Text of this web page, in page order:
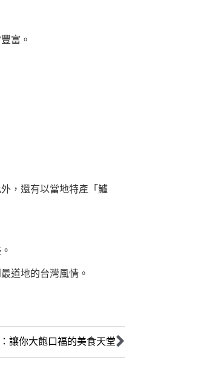
富。
，還有以當地特產「鱸
道地的台灣風情。
讓你大飽口福的美食天堂